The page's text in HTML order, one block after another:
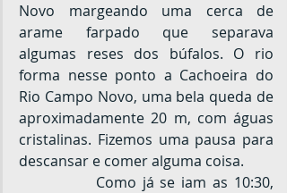
Novo margeando uma cerca de
arame farpado que separava
algumas reses dos búfalos. O rio
forma nesse ponto a Cachoeira do
Rio Campo Novo, uma bela queda de
aproximadamente 20 m, com águas
cristalinas. Fizemos uma pausa para
descansar e comer alguma coisa.